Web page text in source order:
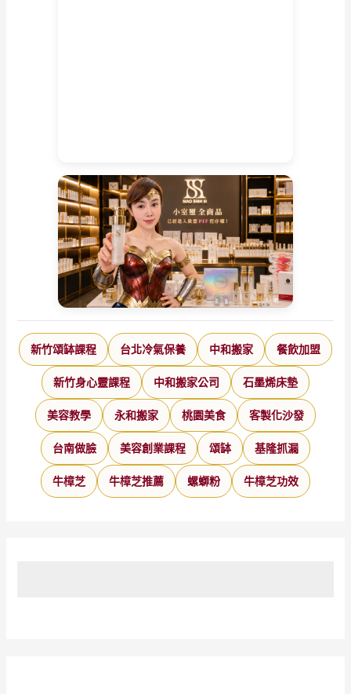
新竹頌缽課程 台北冷氣保養 中和搬家 餐飲加盟
新竹身心靈課程 中和搬家公司 石墨烯床墊
美容教學 永和搬家 桃園美食 客製化沙發
台南做臉 美容創業課程 頌缽 基隆抓漏
牛樟芝 牛樟芝推薦 螺螄粉 牛樟芝功效